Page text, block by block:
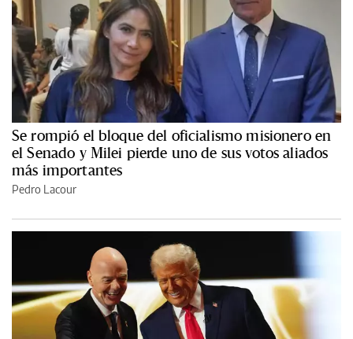
Se rompió el bloque del oficialismo misionero en
el Senado y Milei pierde uno de sus votos aliados
más importantes
Pedro Lacour